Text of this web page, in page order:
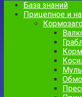
База знаний
Прицепное и